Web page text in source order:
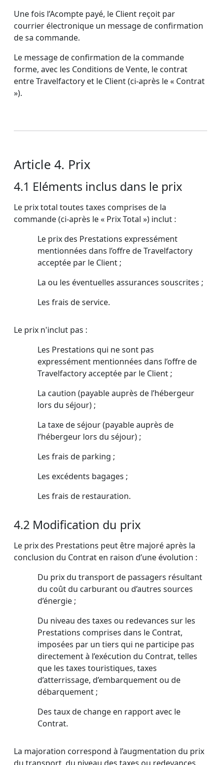
Une fois l’Acompte payé, le Client reçoit par
courrier électronique un message de confirmation
de sa commande.
Le message de confirmation de la commande
forme, avec les Conditions de Vente, le contrat
entre Travelfactory et le Client (ci-après le « Contrat
»).
Article 4. Prix
4.1 Eléments inclus dans le prix
Le prix total toutes taxes comprises de la
commande (ci-après le « Prix Total ») inclut :
Le prix des Prestations expressément
mentionnées dans l’offre de Travelfactory
acceptée par le Client ;
La ou les éventuelles assurances souscrites ;
Les frais de service.
Le prix n'inclut pas :
Les Prestations qui ne sont pas
expressément mentionnées dans l’offre de
Travelfactory acceptée par le Client ;
La caution (payable auprès de l’hébergeur
lors du séjour) ;
La taxe de séjour (payable auprès de
l’hébergeur lors du séjour) ;
Les frais de parking ;
Les excédents bagages ;
Les frais de restauration.
4.2 Modification du prix
Le prix des Prestations peut être majoré après la
conclusion du Contrat en raison d’une évolution :
Du prix du transport de passagers résultant
du coût du carburant ou d’autres sources
d’énergie ;
Du niveau des taxes ou redevances sur les
Prestations comprises dans le Contrat,
imposées par un tiers qui ne participe pas
directement à l’exécution du Contrat, telles
que les taxes touristiques, taxes
d’atterrissage, d’embarquement ou de
débarquement ;
Des taux de change en rapport avec le
Contrat.
La majoration correspond à l’augmentation du prix